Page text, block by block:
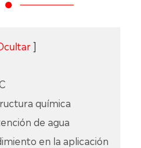
]
química
de agua
en la aplicación